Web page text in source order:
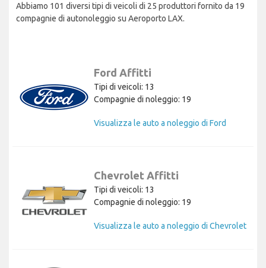
Abbiamo 101 diversi tipi di veicoli di 25 produttori fornito da 19
compagnie di autonoleggio su Aeroporto LAX.
Ford Affitti
Tipi di veicoli: 13
Compagnie di noleggio: 19
Visualizza le auto a noleggio di Ford
Chevrolet Affitti
Tipi di veicoli: 13
Compagnie di noleggio: 19
Visualizza le auto a noleggio di Chevrolet